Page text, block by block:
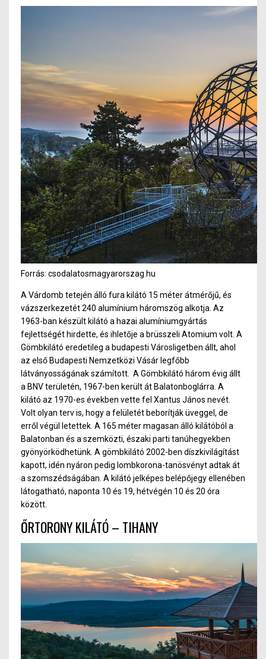
Forrás: csodalatosmagyarorszag.hu
A Várdomb tetején álló fura kilátó 15 méter átmérőjű, és
vázszerkezetét 240 alumínium háromszög alkotja. Az
1963-ban készült kilátó a hazai alumíniumgyártás
fejlettségét hirdette, és ihletője a brüsszeli Atomium volt. A
Gömbkilátó eredetileg a budapesti Városligetben állt, ahol
az első Budapesti Nemzetközi Vásár legfőbb
látványosságának számított. A Gömbkilátó három évig állt
a BNV területén, 1967-ben került át Balatonboglárra. A
kilátó az 1970-es években vette fel Xantus János nevét.
Vo lt ol yan terv is, hogy a felületét beborítják üveggel, de
erről végül letettek. A 165 méter magasan álló kilátóból a
Balatonban és a szemközti, északi parti tanúhegyekben
gyönyörködhetünk. A gömbkilátó 2002-ben díszkivilágítást
kapott, idén nyáron pedig lombkorona-tanösvényt adtak át
a szomszédságában. A kilátó jelképes belépőjegy ellenében
látogatható, naponta 10 és 19, hétvégén 10 és 20 óra
között.
ŐRTORONY KILÁTÓ – TIHANY